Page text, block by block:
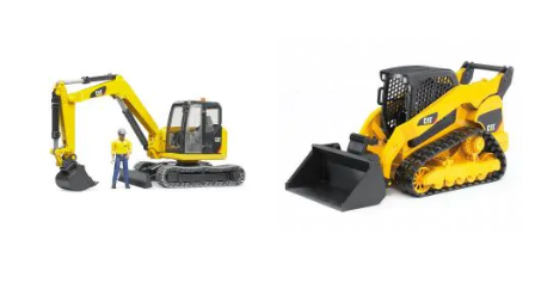
ŻYCZEŃ ŻYCZEŃ